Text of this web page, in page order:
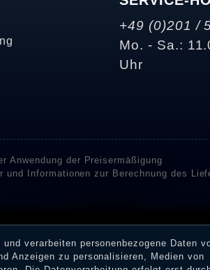
+49 (0)201 /
Mo. - Sa.:
Uhr
Anwendung der Preisermäßigung
Informationen zur Berechnung des
und SHOPAUSKUNFT
auf SHOPVOTE finden Sie hier. ⧉
nicht stattgefunden. Die
Benachrichtigungs-E-Mail können
verarbeiten personenbezogene Daten
Anzeigen zu personalisieren, Medien von